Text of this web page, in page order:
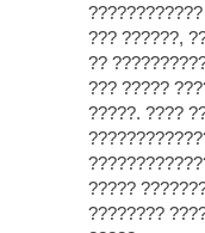
??? ??????,
??
??? ?????
?????. ????
?????
????????